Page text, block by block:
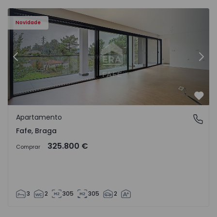
Novidade
Anterior
Fafe, Braga
Apartamento
Fafe, Braga
Comprar 325.800 €
3 2 305 305 2